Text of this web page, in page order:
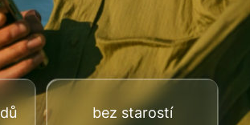
bez starostí